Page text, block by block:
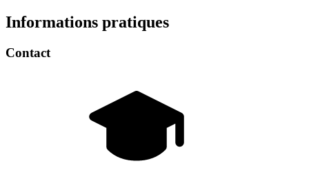
Informations pratiques
Contact